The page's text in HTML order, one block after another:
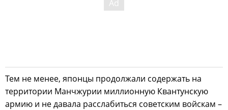
Тем не менее, японцы продолжали содержать на
территории Манчжурии миллионную Квантунскую
армию и не давала расслабиться советским войскам –